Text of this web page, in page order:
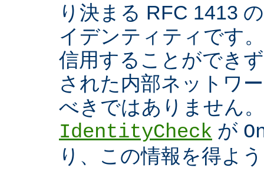
り決まる RFC 1413
イデンティティです
信用することができ
された内部ネットワ
べきではありません
IdentityCheck が
り、この情報を得よ